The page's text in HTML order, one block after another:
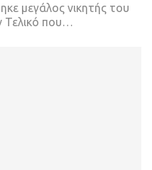
μεγάλος νικητής του
που…